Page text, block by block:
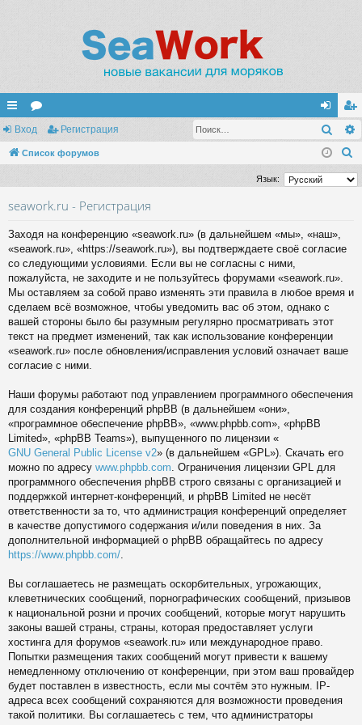
с
ы
и
ор
ум
хо
д
ег
ис
тр
Вход Регистрация
Список форумов
и
Язык:
seawork.ru - Регистрация
Заходя на конференцию «seawork.ru» (в дальнейшем «мы», «наш»,
«seawork.ru», «https://seawork.ru»), вы подтверждаете своё согласие
со следующими условиями. Если вы не согласны с ними,
пожалуйста, не заходите и не пользуйтесь форумами «seawork.ru».
Мы оставляем за собой право изменять эти правила в любое время и
сделаем всё возможное, чтобы уведомить вас об этом, однако с
вашей стороны было бы разумным регулярно просматривать этот
текст на предмет изменений, так как использование конференции
«seawork.ru» после обновления/исправления условий означает ваше
согласие с ними.
Наши форумы работают под управлением программного обеспечения
для создания конференций phpBB (в дальнейшем «они»,
«программное обеспечение phpBB», «www.phpbb.com», «phpBB
Limited», «phpBB Teams»), выпущенного по лицензии «
GNU General Public License v2» (в дальнейшем «GPL»). Скачать его
можно по адресу www.phpbb.com . Ограничения лицензии GPL для
программного обеспечения phpBB строго связаны с организацией и
поддержкой интернет-конференций, и phpBB Limited не несёт
ответственности за то, что администрация конференций определяет
в качестве допустимого содержания и/или поведения в них. За
дополнительной информацией о phpBB обращайтесь по адресу
https://www.phpbb.com/
Вы соглашаетесь не размещать оскорбительных, угрожающих,
клеветнических сообщений, порнографических сообщений, призывов
к национальной розни и прочих сообщений, которые могут нарушить
законы вашей страны, страны, которая предоставляет услуги
хостинга для форумов «seawork.ru» или международное право.
Попытки размещения таких сообщений могут привести к вашему
немедленному отключению от конференции, при этом ваш провайдер
будет поставлен в известность, если мы сочтём это нужным. IP-
адреса всех сообщений сохраняются для возможности проведения
такой политики. Вы соглашаетесь с тем, что администраторы